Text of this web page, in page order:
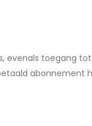
evenals toegang
abonnement